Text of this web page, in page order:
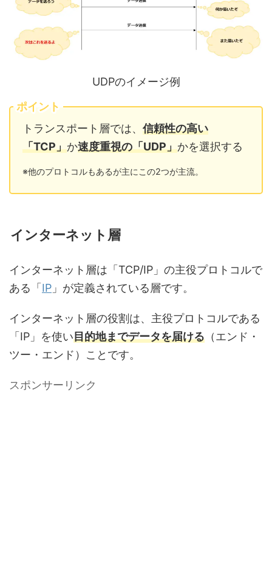
UDPのイメージ例
ポイント
トランスポート層では、 信頼性の高い
「TCP」か速度重視の「UDP」かを選択する
※他のプロトコルもあるが主にこの2つが主流。
インターネット層
インターネット層は「TCP/IP」の主役プロトコルで
ある「 IP 」が定義されている層です。
インターネット層の役割は、主役プロトコルである
「IP」を使い目的地までデータを届ける （エンド・
ツー・エンド）ことです。
スポンサーリンク